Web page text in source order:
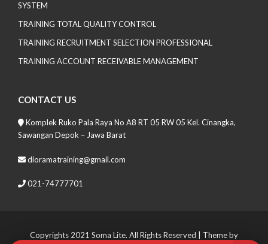
SYSTEM
TRAINING TOTAL QUALITY CONTROL
TRAINING RECRUITMENT SELECTION PROFESSIONAL
TRAINING ACCOUNT RECEIVABLE MANAGEMENT
CONTACT US
Komplek Ruko Pala Raya No A8 RT 05 RW 05 Kel. Cinangka,
Sawangan Depok – Jawa Barat
dioramatraining@gmail.com
021-74777701
Copyrights 2021 Soma Lite. All Rights Reserved | Theme by